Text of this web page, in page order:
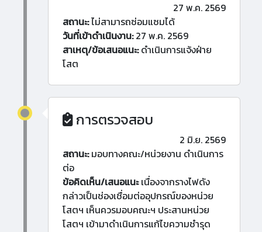
27 พ.ค. 2569
สถานะ:ไม่สามารถซ่อมแซมได้
วันที่เข้าดำเนินงาน:27 พ.ค. 2569
สาเหตุ/ข้อเสนอแนะ:ดำเนินการแจ้งฝ่าย
โสต
การตรวจสอบ
2 มิ.ย. 2569
สถานะ:มอบทางคณะ/หน่วยงาน ดำเนินการ
ต่อ
ข้อคิดเห็น/เสนอแนะเนื่องจากรางไฟดัง
กล่าวเป็นช่องเชื่อมต่ออุปกรณ์ของหน่วย
โสตฯ เห็นควรมอบคณะฯ ประสานหน่วย
โสตฯ เข้ามาดำเนินการแก้ไขความชำรุด